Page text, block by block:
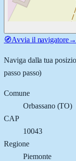
🧭Avvia il navigatore→
Naviga dalla tua
passo passo)
Comune
Orbassano(TO)
CAP
10043
Regione
Piemonte